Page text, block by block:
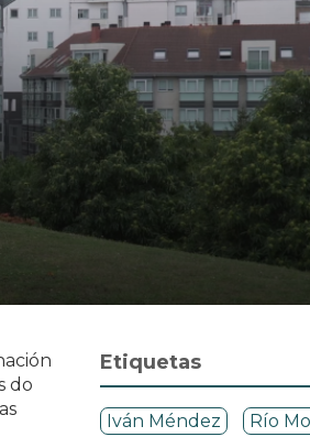
do
Etiquetas
Iván Méndez Río